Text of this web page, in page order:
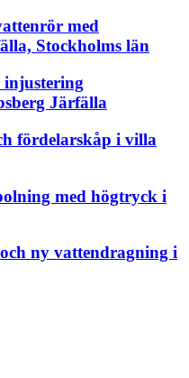
med
Stockholms län
injustering
Järfälla
fördelarskåp i villa
med högtryck i
ny vattendragning i